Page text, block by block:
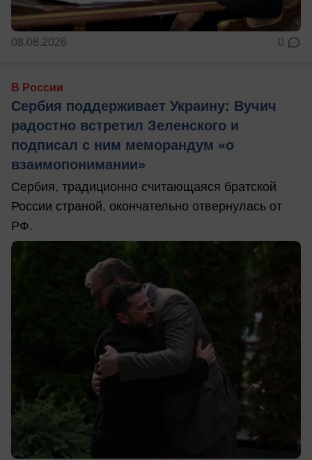
08.08.2026 0
В России
Сербия поддерживает Украину: Вучич
радостно встретил Зеленского и
подписал с ним меморандум «о
взаимопонимании»
Сербия, традиционно считающаяся братской
России страной, окончательно отвернулась от
РФ.